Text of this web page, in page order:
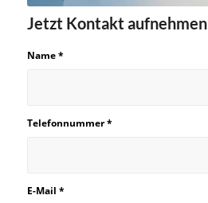
Jetzt Kontakt aufnehmen
Name*
Telefonnummer*
E-Mail *